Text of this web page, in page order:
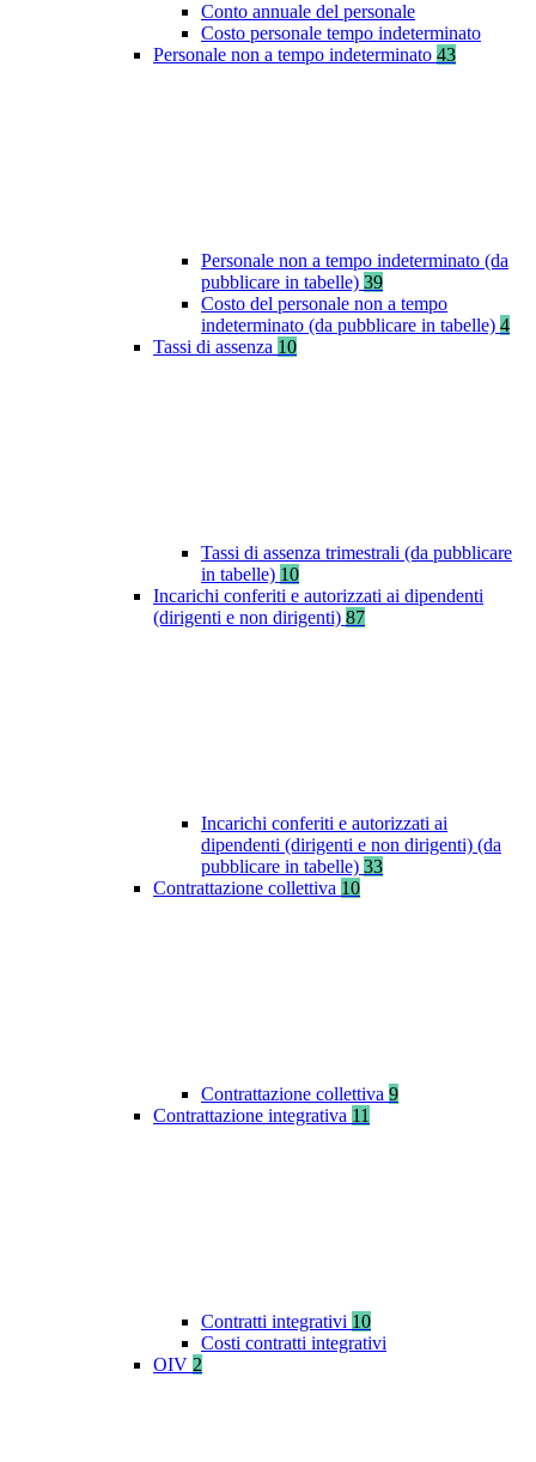
Conto annuale del personale
Costo personale tempo indeterminato
Personale non a tempo indeterminato 43
Personale non a tempo indeterminato (da
pubblicare in tabelle) 39
Costo del personale non a tempo
indeterminato (da pubblicare in tabelle) 4
Tassi di assenza 10
Tassi di assenza trimestrali (da pubblicare
in tabelle) 10
Incarichi conferiti e autorizzati ai dipendenti
(dirigenti e non dirigenti) 87
Incarichi conferiti e autorizzati ai
dipendenti (dirigenti e non dirigenti) (da
pubblicare in tabelle) 33
Contrattazione collettiva 10
Contrattazione collettiva 9
Contrattazione integrativa 11
Contratti integrativi 10
Costi contratti integrativi
OIV 2